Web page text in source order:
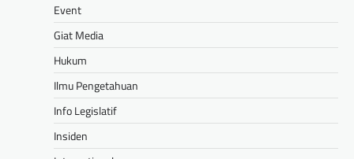
Event
Giat Media
Hukum
Ilmu Pengetahuan
Info Legislatif
Insiden